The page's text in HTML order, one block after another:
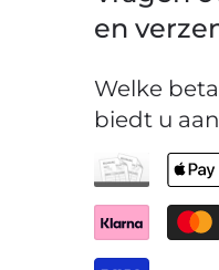
en
Welke
biedt u